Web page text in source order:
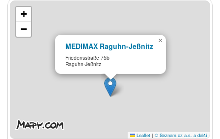
MEDIMAX Raguhn-Jeßnitz
Friedensstraße 75b
Raguhn-Jeßnitz
×
+
−
Leaflet | © Seznam.cz a.s. a další